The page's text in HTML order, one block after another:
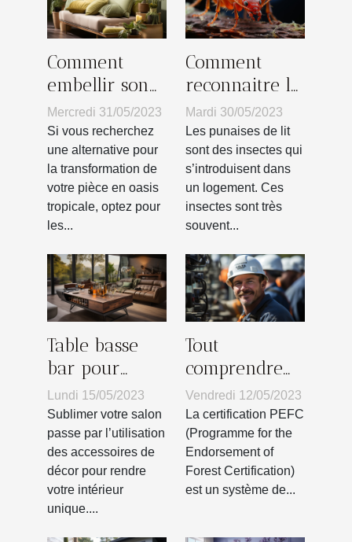
Comment
embellir son
intérieur par
des
revêtements
de coussins à
design de
plante ?
Mercredi 31/05/2023
Si vous recherchez
une alternative pour
la transformation de
votre pièce en oasis
tropicale, optez pour
les...
Comment
reconnaitre la
présence des
punaises de lit
?
Mardi 30/05/2023
Les punaises de lit
sont des insectes qui
s’introduisent dans
un logement. Ces
insectes sont très
souvent...
Table basse
bar pour
votre salon :
Comment
faire le choix
d’un bon
modèle pour
séduire vos
Lundi 15/05/2023
Sublimer votre salon
passe par l’utilisation
des accessoires de
décor pour rendre
votre intérieur
unique....
Tout
comprendre
sur la
certification
PEFC
Vendredi 12/05/2023
La certification PEFC
(Programme for the
Endorsement of
Forest Certification)
est un système de...